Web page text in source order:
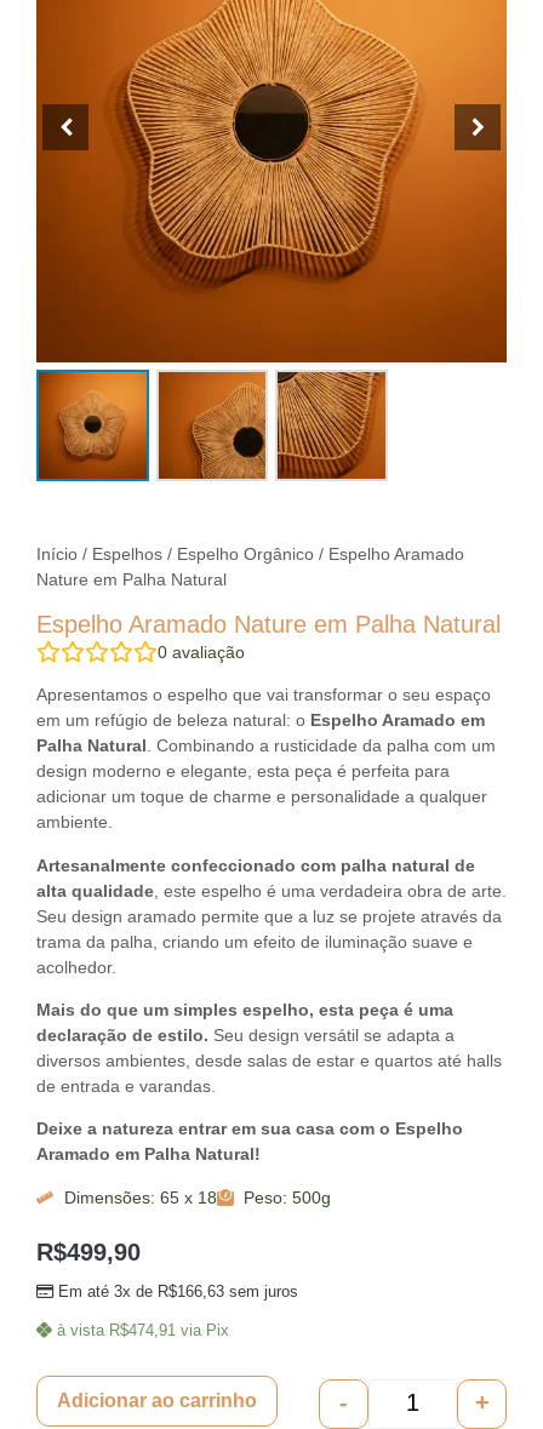
Início / Espelhos / Espelho Orgânico / Espelho Aramado
Nature em Palha Natural
Espelho Aramado Nature em Palha Natural
0 avaliação
Apresentamos o espelho que vai transformar o seu espaço
em um refúgio de beleza natural: o Espelho Aramado em
Palha Natural . Combinando a rusticidade da palha com um
design moderno e elegante, esta peça é perfeita para
adicionar um toque de charme e personalidade a qualquer
ambiente.
Artesanalmente confeccionado com palha natural de
alta qualidade , este espelho é uma verdadeira obra de arte.
Seu design aramado permite que a luz se projete através da
trama da palha, criando um efeito de iluminação suave e
acolhedor.
Mais do que um simples espelho, esta peça é uma
declaração de estilo. Seu design versátil se adapta a
diversos ambientes, desde salas de estar e quartos até halls
de entrada e varandas.
Deixe a natureza entrar em sua casa com o Espelho
Aramado em Palha Natural!
Dimensões: 65 x 18 Peso: 500g
R$499,90
Em até 3x de R$166,63 sem juros
à vista R$474,91 via Pix
- +
Adicionar ao carrinho